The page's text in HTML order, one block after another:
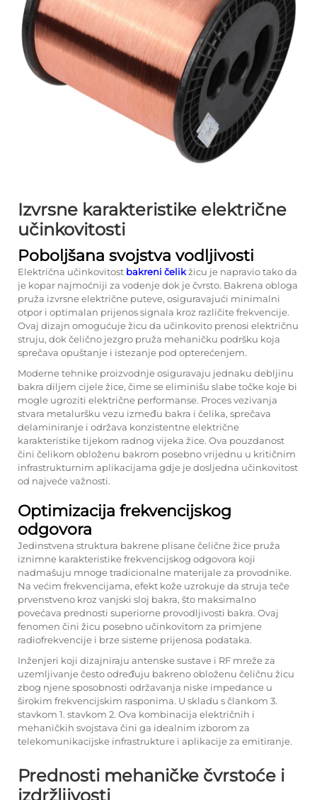
Izvrsne karakteristike električne
učinkovitosti
Poboljšana svojstva vodljivosti
Električna učinkovitost bakreni čelikžicu je napravio tako da
je kopar najmoćniji za vodenje dok je čvrsto. Bakrena obloga
pruža izvrsne električne puteve, osiguravajući minimalni
otpor i optimalan prijenos signala kroz različite frekvencije.
Ovaj dizajn omogućuje žicu da učinkovito prenosi električnu
struju, dok čelično jezgro pruža mehaničku podršku koja
sprečava opuštanje i istezanje pod opterećenjem.
Moderne tehnike proizvodnje osiguravaju jednaku debljinu
bakra diljem cijele žice, čime se eliminišu slabe točke koje bi
mogle ugroziti električne performanse. Proces vezivanja
stvara metaluršku vezu između bakra i čelika, sprečava
delaminiranje i održava konzistentne električne
karakteristike tijekom radnog vijeka žice. Ova pouzdanost
čini čelikom obloženu bakrom posebno vrijednu u kritičnim
infrastrukturnim aplikacijama gdje je dosljedna učinkovitost
od najveće važnosti.
Optimizacija frekvencijskog
odgovora
Jedinstvena struktura bakrene plisane čelične žice pruža
iznimne karakteristike frekvencijskog odgovora koji
nadmašuju mnoge tradicionalne materijale za provodnike.
Na većim frekvencijama, efekt kože uzrokuje da struja teče
prvenstveno kroz vanjski sloj bakra, što maksimalno
povećava prednosti superiorne provodljivosti bakra. Ovaj
fenomen čini žicu posebno učinkovitom za primjene
radiofrekvencije i brze sisteme prijenosa podataka.
Inženjeri koji dizajniraju antenske sustave i RF mreže za
uzemljivanje često određuju bakreno obloženu čeličnu žicu
zbog njene sposobnosti održavanja niske impedance u
širokim frekvencijskim rasponima. U skladu s člankom 3.
stavkom 1. stavkom 2. Ova kombinacija električnih i
mehaničkih svojstava čini ga idealnim izborom za
telekomunikacijske infrastrukture i aplikacije za emitiranje.
Prednosti mehaničke čvrstoće i
izdržljivosti